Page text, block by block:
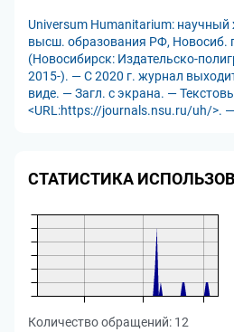
Universum Humanitarium:
высш. образования РФ, Новосиб.
(Новосибирск: Издательско-
2015-). — С 2020 г. журнал
виде. — Загл. с экрана. —
<URL:https://journals.nsu.ru/uh/>.
СТАТИСТИКА
Количество обращений: 12